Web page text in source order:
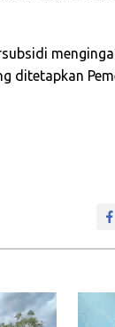
ditetapkan